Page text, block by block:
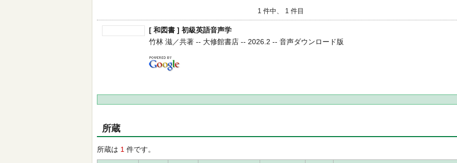
1 件中、 1 件目
[ 和図書 ] 初級英語音声学
竹林 滋／共著 -- 大修館書店 -- 2026.2 -- 音声ダウンロード版
所蔵
所蔵は 1 件です。